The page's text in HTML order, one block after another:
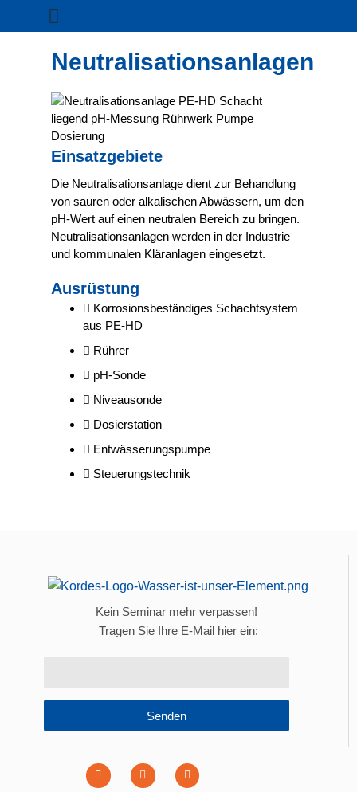
Neutralisationsanlagen
Einsatzgebiete
Die Neutralisationsanlage dient zur Behandlung
von sauren oder alkalischen Abwässern, um den
pH-Wert auf einen neutralen Bereich zu bringen.
Neutralisationsanlagen werden in der Industrie
und kommunalen Kläranlagen eingesetzt.
Ausrüstung
Korrosionsbeständiges Schachtsystem
aus PE-HD
Rührer
pH-Sonde
Niveausonde
Dosierstation
Entwässerungspumpe
Steuerungstechnik
Kein Seminar mehr verpassen!
Tragen Sie Ihre E-Mail hier ein:
Senden